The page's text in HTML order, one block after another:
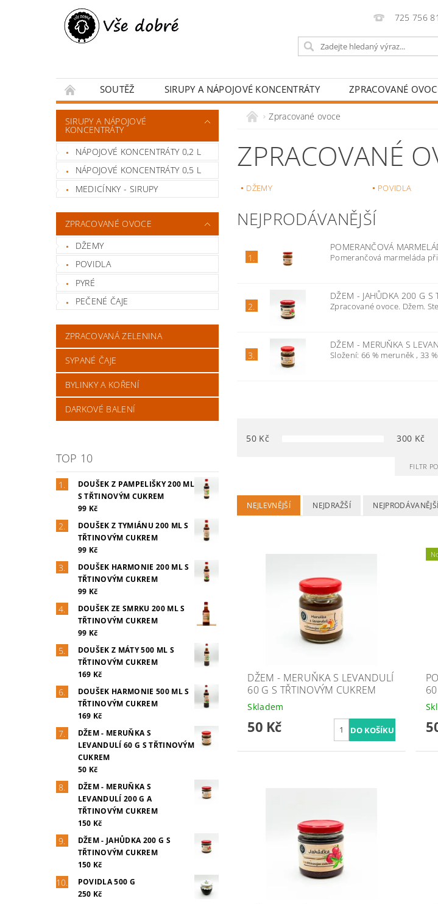
725 756
SOUTĚŽ SIRUPY A NÁPOJOVÉ KONCENTRÁTY ZPRACOVANÉ
BYLINKY A KOŘENÍ
DARKOVÉ BALENÍ
SIRUPY A NÁPOJOVÉ
KONCENTRÁTY
NÁPOJOVÉ KONCENTRÁTY 0,2 L
NÁPOJOVÉ KONCENTRÁTY 0,5 L
MEDICÍNKY - SIRUPY
ZPRACOVANÉ OVOCE
DŽEMY
POVIDLA
PYRÉ
PEČENÉ ČAJE
ZPRACOVANÁ ZELENINA
SYPANÉ ČAJE
BYLINKY A KOŘENÍ
DARKOVÉ BALENÍ
TOP 10
DOUŠEK Z PAMPELIŠKY 200 ML
S TŘTINOVÝM CUKREM
99 Kč
DOUŠEK Z TYMIÁNU 200 ML S
TŘTINOVÝM CUKREM
99 Kč
DOUŠEK HARMONIE 200 ML S
TŘTINOVÝM CUKREM
99 Kč
DOUŠEK ZE SMRKU 200 ML S
TŘTINOVÝM CUKREM
99 Kč
DOUŠEK Z MÁTY 500 ML S
TŘTINOVÝM CUKREM
169 Kč
DOUŠEK HARMONIE 500 ML S
TŘTINOVÝM CUKREM
169 Kč
DŽEM - MERUŇKA S
LEVANDULÍ 60 G S TŘTINOVÝM
CUKREM
50 Kč
DŽEM - MERUŇKA S
LEVANDULÍ 200 G A
TŘTINOVÝM CUKREM
150 Kč
DŽEM - JAHŮDKA 200 G S
TŘTINOVÝM CUKREM
150 Kč
POVIDLA 500 G
250 Kč
Zpracované ovoce
ZPRACOVANÉ
DŽEMY POVIDLA
NEJPRODÁVANĚJŠÍ
1.
POMERANČOVÁ
Pomerančová marmeláda
2.
DŽEM - JAHŮDKA 200 G S
Zpracované ovoce. Džem.
3.
DŽEM - MERUŇKA S
Složení: 66 % meruněk , 33
50 Kč 300 Kč
FILTR
NEJLEVNĚJŠÍ NEJDRAŽŠÍ NEJPRODÁVANĚJŠÍ
DŽEM - MERUŇKA S LEVANDULÍ
60 G S TŘTINOVÝM CUKREM
Skladem
50 Kč